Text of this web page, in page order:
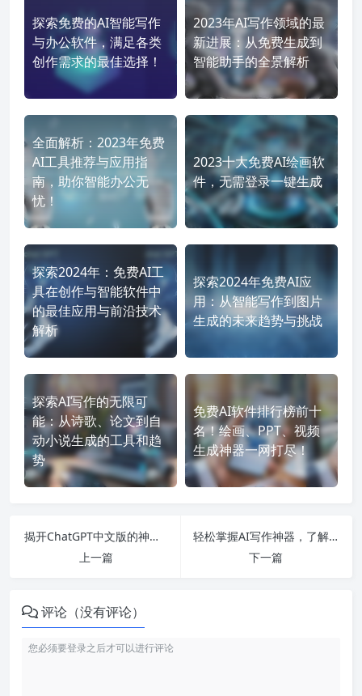
探索免费的AI智能写作
与办公软件，满足各类
创作需求的最佳选择！
2023年AI写作领域的最
新进展：从免费生成到
智能助手的全景解析
全面解析：2023年免费
AI工具推荐与应用指
南，助你智能办公无
忧！
2023十大免费AI绘画软
件，无需登录一键生成
探索2024年：免费AI工
具在创作与智能软件中
的最佳应用与前沿技术
解析
探索2024年免费AI应
用：从智能写作到图片
生成的未来趋势与挑战
探索AI写作的无限可
能：从诗歌、论文到自
动小说生成的工具和趋
势
免费AI软件排行榜前十
名！绘画、PPT、视频
生成神器一网打尽！
揭开ChatGPT中文版的神秘面纱：从技术原理到实际应用全攻略
上一篇
轻松掌握AI写作神器，了解各大免费工具和智能助手的完美攻略！
下一篇
评论（没有评论）